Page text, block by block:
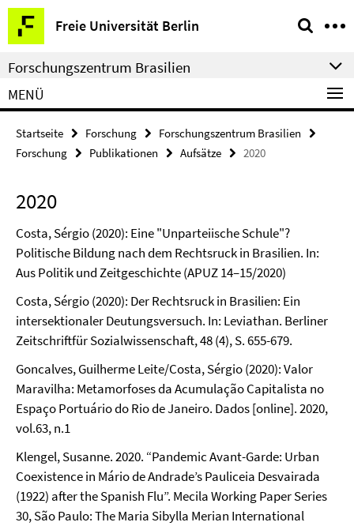
Springe
direkt
zu
Inhalt
Freie Universität Berlin
Service-
Navigation
Forschungszentrum Brasilien
MENÜ
Startseite Forschung
Forschungszentrum Brasilien
Forschung
Publikationen Aufsätze 2020
2020
Costa, Sérgio (2020): Eine "Unparteiische Schule"?
Politische Bildung nach dem Rechtsruck in Brasilien. In:
Aus Politik und Zeitgeschichte (APUZ 14–15/2020)
Costa, Sérgio (2020): Der Rechtsruck in Brasilien: Ein
intersektionaler Deutungsversuch. In: Leviathan. Berliner
Zeitschriftfür Sozialwissenschaft, 48 (4), S. 655-679.
Goncalves, Guilherme Leite/Costa, Sérgio (2020): Valor
Maravilha: Metamorfoses da Acumulação Capitalista no
Espaço Portuário do Rio de Janeiro. Dados [online]. 2020,
vol.63, n.1
Klengel, Susanne. 2020. “Pandemic Avant-Garde: Urban
Coexistence in Mário de Andrade’s Pauliceia Desvairada
(1922) after the Spanish Flu”. Mecila Working Paper Series
30, São Paulo: The Maria Sibylla Merian International